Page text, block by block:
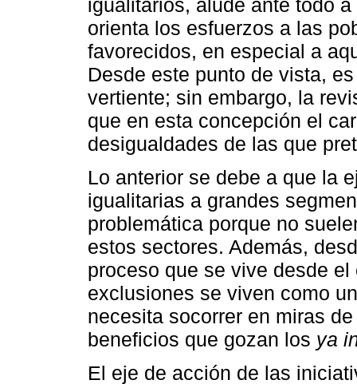
igualitarios, alude ante todo
orienta los esfuerzos a las
favorecidos, en especial a
Desde este punto de vista,
vertiente; sin embargo, la
que en esta concepción el
desigualdades de las que
Lo anterior se debe a que la
igualitarias a grandes
problemática porque no
estos sectores. Además,
proceso que se vive desde
exclusiones se viven como
necesita socorrer en miras
beneficios que gozan los ya
El eje de acción de las